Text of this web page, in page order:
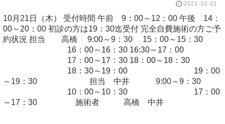
2021-10-21
10月21日（木） 受付時間 午前 9：00～12：00 午後 14：
00～20：00 初診の方は19：30迄受付 完全自費施術の方ご予
約状況 担当 高橋 9:00～9：30 15：00～15：30
16：00～16：30 16:30～17：00
17：00～17：30 18：00～18：30
18：30～19：00 19：00
～19：30 担当 中井 9:00～9：30
10：00～10：30 17：00
～17：30 施術者 高橋 中井